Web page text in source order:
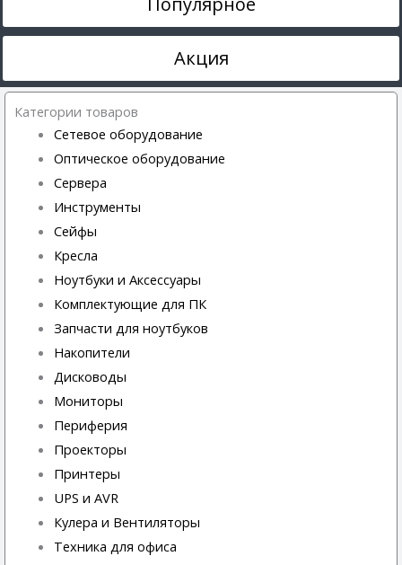
Акция
Категории товаров
Сетевое оборудование
Оптическое оборудование
Сервера
Инструменты
Сейфы
Кресла
Ноутбуки и Аксессуары
Комплектующие для ПК
Запчасти для ноутбуков
Накопители
Дисководы
Мониторы
Периферия
Проекторы
Принтеры
UPS и AVR
Кулера и Вентиляторы
Техника для офиса